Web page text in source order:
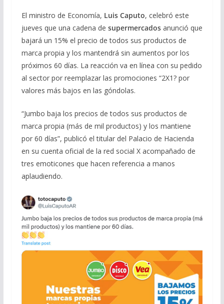
El ministro de Economía, Luis Caputo, celebró este
jueves que una cadena de supermercadosanunció que
bajará un 15% el precio de todos sus productos de
marca propia y los mantendrá sin aumentos por los
próximos 60 días. La reacción va en línea con su pedido
al sector por reemplazar las promociones “2X1? por
valores más bajos en las góndolas.
“Jumbo baja los precios de todos sus productos de
marca propia (más de mil productos) y los mantiene
por 60 días”, publicó el titular del Palacio de Hacienda
en su cuenta oficial de la red social X acompañado de
tres emoticones que hacen referencia a manos
aplaudiendo.